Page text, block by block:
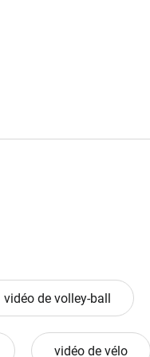
vidéo de volley-ball
vidéo de vélo